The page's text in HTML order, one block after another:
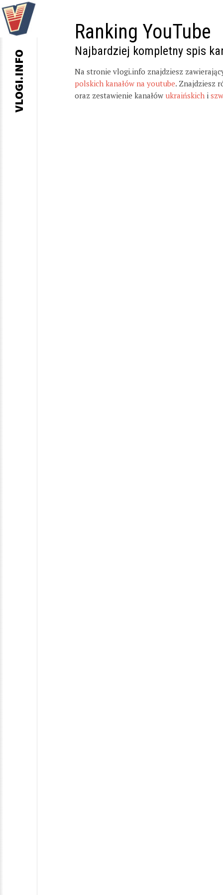
Ranking YouTube
Najbardziej kompletny spis
Na stronie vlogi.info znajdziesz
polskich kanałów na youtube. Znajdziesz
oraz zestawienie kanałów ukraińskich i
VLOGI.INFO